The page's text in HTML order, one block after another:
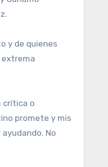
y de quienes
extrema
crítica o
promete y mis
No